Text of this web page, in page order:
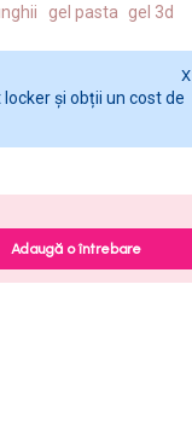
gel pasta gel 3d
și obții un cost de
X
Adaugă o întrebare